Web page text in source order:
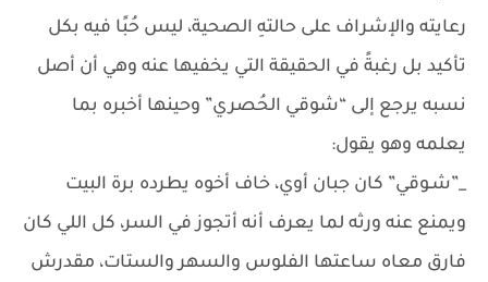
رعايته والإشراف على حالتهِ الصحية، ليس حُبًا فيه بكل
تأكيد بل رغبةً في الحقيقة التي يخفيها عنه وهي أن أصل
نسبه يرجع إلى “شوقي الحُصري” وحينها أخبره بما
يعلمه وهو يقول:
_”شـوقي” كان جبان أوي، خاف أخوه يطرده برة البيت
ويمنع عنه ورثه لما يعرف أنه أتجوز في السر، كل اللي كان
فارق معاه ساعتها الفلوس والسهر والستات، مقدرش